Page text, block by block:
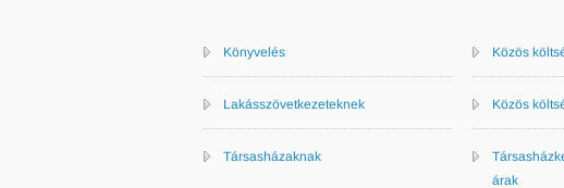
Könyvelés
Lakásszövetkezeteknek
Társasházaknak
Közös
Közös
árak